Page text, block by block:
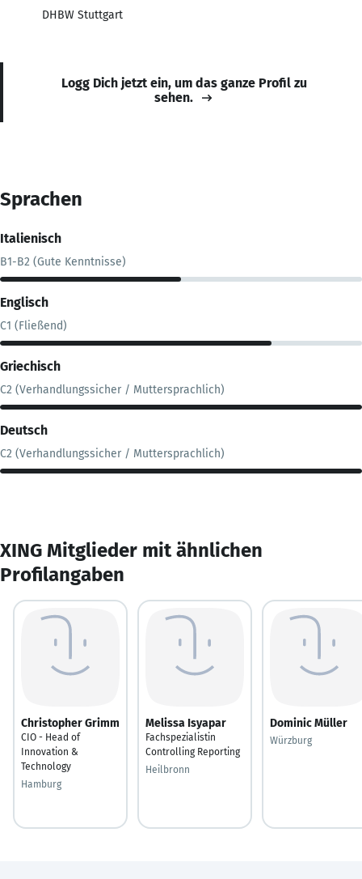
DHBW Stuttgart
Logg Dich jetzt ein, um das ganze Profil zu
sehen.
Sprachen
Italienisch
B1-B2 (Gute Kenntnisse)
Englisch
C1 (Fließend)
Griechisch
C2 (Verhandlungssicher / Muttersprachlich)
Deutsch
C2 (Verhandlungssicher / Muttersprachlich)
XING Mitglieder mit ähnlichen
Profilangaben
Christopher Grimm
CIO - Head of
Innovation &
Technology
Hamburg
Melissa Isyapar
Fachspezialistin
Controlling Reporting
Heilbronn
Dominic Müller
Würzburg